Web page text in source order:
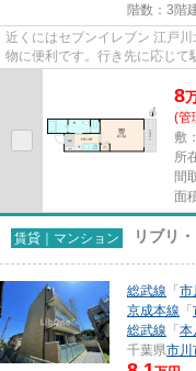
階数：3階
近くにはセブンイレブン 江戸
物に便利です。行き先に応じて
8
(管
敷
所
間
面
賃貸｜マンション リブリ
総武線 「 市
京成本線 「
総武線 「 本
千葉県市川